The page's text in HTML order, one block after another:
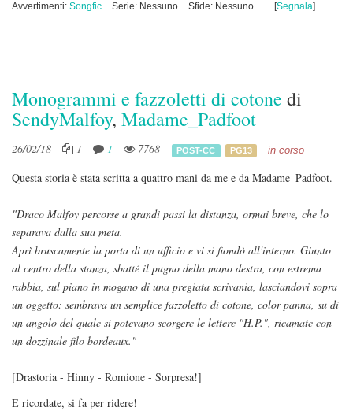
Avvertimenti: Songfic Serie: Nessuno Sfide: Nessuno [Segnala]
Monogrammi e fazzoletti di cotone di
SendyMalfoy, Madame_Padfoot
26/02/18 1 1 7768 POST-CC PG13 in corso
Questa storia è stata scritta a quattro mani da me e da Madame_Padfoot.
"Draco Malfoy percorse a grandi passi la distanza, ormai breve, che lo
separava dalla sua meta.
Aprì bruscamente la porta di un ufficio e vi si fiondò all'interno. Giunto
al centro della stanza, sbatté il pugno della mano destra, con estrema
rabbia, sul piano in mogano di una pregiata scrivania, lasciandovi sopra
un oggetto: sembrava un semplice fazzoletto di cotone, color panna, su di
un angolo del quale si potevano scorgere le lettere "H.P.", ricamate con
un dozzinale filo bordeaux."
[Drastoria - Hinny - Romione - Sorpresa!]
E ricordate, si fa per ridere!